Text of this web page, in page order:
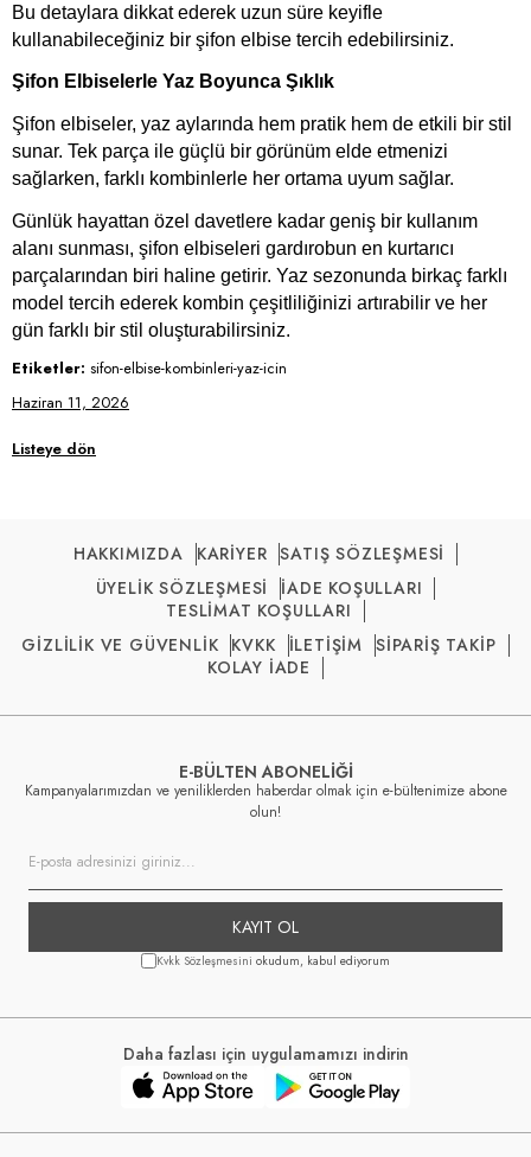
Bu detaylara dikkat ederek uzun süre keyifle
kullanabileceğiniz bir şifon elbise tercih edebilirsiniz.
Şifon Elbiselerle Yaz Boyunca Şıklık
Şifon elbiseler, yaz aylarında hem pratik hem de etkili bir stil
sunar. Tek parça ile güçlü bir görünüm elde etmenizi
sağlarken, farklı kombinlerle her ortama uyum sağlar.
Günlük hayattan özel davetlere kadar geniş bir kullanım
alanı sunması, şifon elbiseleri gardırobun en kurtarıcı
parçalarından biri haline getirir. Yaz sezonunda birkaç farklı
model tercih ederek kombin çeşitliliğinizi artırabilir ve her
gün farklı bir stil oluşturabilirsiniz.
Etiketler: sifon-elbise-kombinleri-yaz-icin
Haziran 11, 2026
Listeye dön
HAKKIMIZDA KARİYER SATIŞ SÖZLEŞMESİ
ÜYELİK SÖZLEŞMESİ
İADE KOŞULLARI
TESLİMAT KOŞULLARI
GİZLİLİK VE GÜVENLİK KVKK İLETİŞİM
SİPARİŞ TAKİP
KOLAY İADE
E-BÜLTEN ABONELİĞİ
Kampanyalarımızdan ve yeniliklerden haberdar olmak için e-bültenimize abone
olun!
KAYIT OL
Kvkk Sözleşmesini okudum, kabul ediyorum
Daha fazlası için uygulamamızı indirin